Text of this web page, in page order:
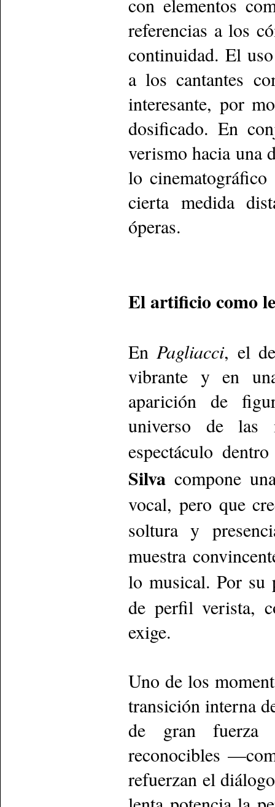
referencias a los
continuidad. El
a los cantantes
interesante, por
dosificado. En
verismo hacia una
lo
cierta medida
óperas.
El artificio como
En Pagliacci, el
vibrante y en
aparición de
universo de las
espectáculo
Silva compone
vocal, pero que
soltura y
muestra
lo musical. Por su
de perfil verista,
exige.
Uno de los
transición interna
de gran fuerza
reconocibles
refuerzan el